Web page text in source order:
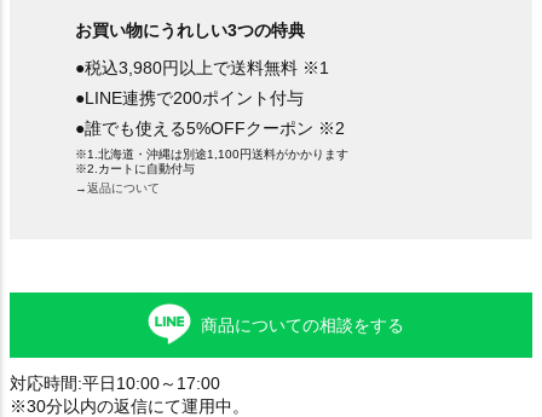
お買い物にうれしい3つの特典
●税込3,980円以上で送料無料 ※1
●LINE連携で200ポイント付与
●誰でも使える5%OFFクーポン ※2
※1.北海道・沖縄は別途1,100円送料がかかります
※2.カートに自動付与
→返品について
商品についての相談をする
対応時間:平日10:00～17:00
※30分以内の返信にて運用中。